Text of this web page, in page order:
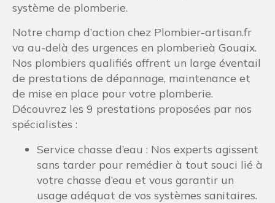
système de plomberie.
Notre champ d’action chez Plombier-artisan.fr
va au-delà des urgences en plomberieà Gouaix.
Nos plombiers qualifiés offrent un large éventail
de prestations de dépannage, maintenance et
de mise en place pour votre plomberie.
Découvrez les 9 prestations proposées par nos
spécialistes :
Service chasse d’eau : Nos experts agissent
sans tarder pour remédier à tout souci lié à
votre chasse d’eau et vous garantir un
usage adéquat de vos systèmes sanitaires.